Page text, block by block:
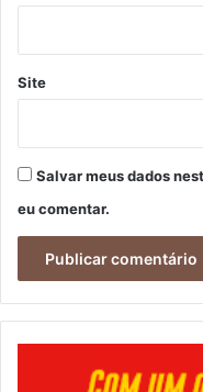
Site
Salvar meus dados
eu comentar.